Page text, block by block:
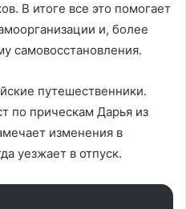
В итоге все это помогает
и, более
самовосстановления.
путешественники.
по прическам Дарья из
изменения в
уезжает в отпуск.